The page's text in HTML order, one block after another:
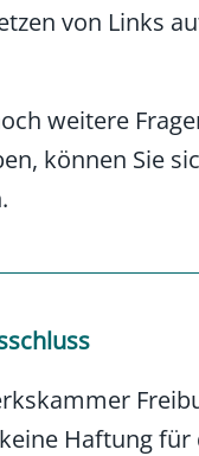
von Links
weitere
können Sie
Haftung für